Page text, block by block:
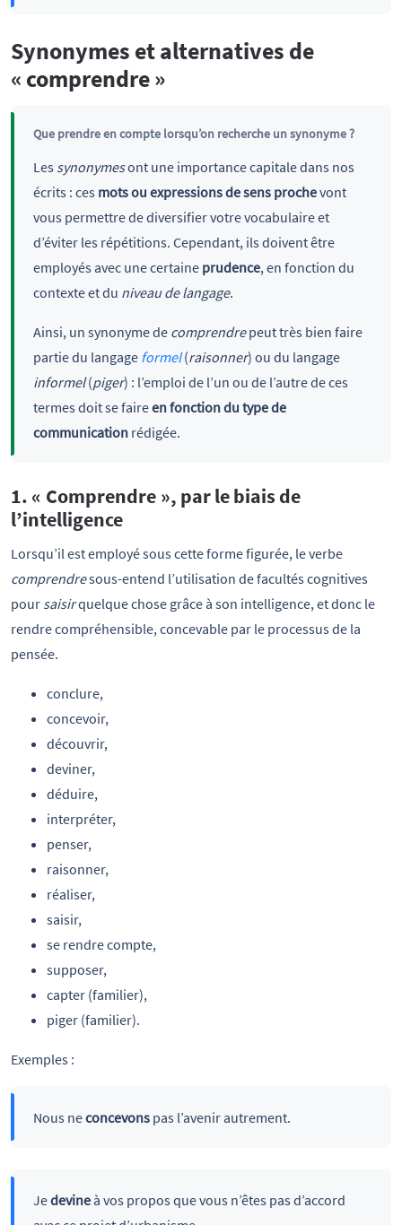
Synonymes et alternatives de
« comprendre »
Que prendre en compte lorsqu’on recherche un synonyme ?
Les synonymesont une importance capitale dans nos
écrits : ces mots ou expressions de sens prochevont
vous permettre de diversifier votre vocabulaire et
d’éviter les répétitions. Cependant, ils doivent être
employés avec une certaine prudence, en fonction du
contexte et du niveau de langage.
Ainsi, un synonyme de comprendrepeut très bien faire
partie du langage formel(raisonner) ou du langage
informel(piger) : l’emploi de l’un ou de l’autre de ces
termes doit se faireen fonction du type de
communicationrédigée.
1. « Comprendre », par le biais de
l’intelligence
Lorsqu’il est employé sous cette forme figurée, le verbe
comprendresous-entend l’utilisation de facultés cognitives
pour saisirquelque chose grâce à son intelligence, et donc le
rendre compréhensible, concevable par le processus de la
pensée.
conclure,
concevoir,
découvrir,
deviner,
déduire,
interpréter,
penser,
raisonner,
réaliser,
saisir,
se rendre compte,
supposer,
capter (familier),
piger (familier).
Exemples :
Nous neconcevons pas l’avenir autrement.
Jedevineà vos propos que vous n’êtes pas d’accord